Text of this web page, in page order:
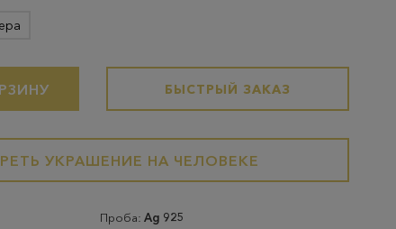
БЫСТРЫЙ ЗАКАЗ
УКРАШЕНИЕ НА ЧЕЛОВЕКЕ
Проба: Ag 925